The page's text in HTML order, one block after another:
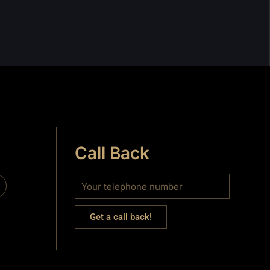
Call Back
Get a call back!